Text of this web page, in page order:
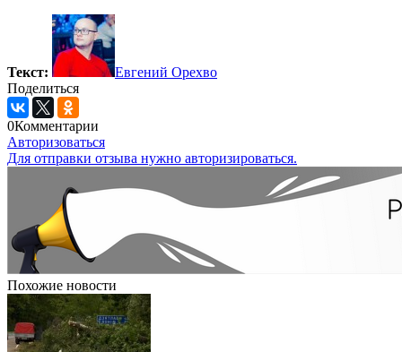
Текст:
Евгений Орехво
Поделиться
0Комментарии
Авторизоваться
Для отправки отзыва нужно авторизироваться.
Похожие новости